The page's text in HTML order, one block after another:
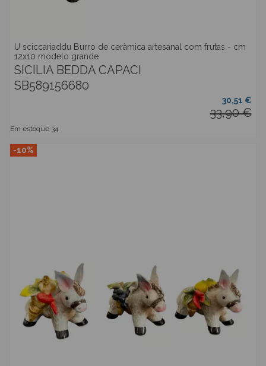
U sciccariaddu Burro de cerâmica artesanal com frutas - cm
12x10 modelo grande
SICILIA BEDDA CAPACI
SB589156680
30,51 €
33,90 €
Em estoque 34
-10%